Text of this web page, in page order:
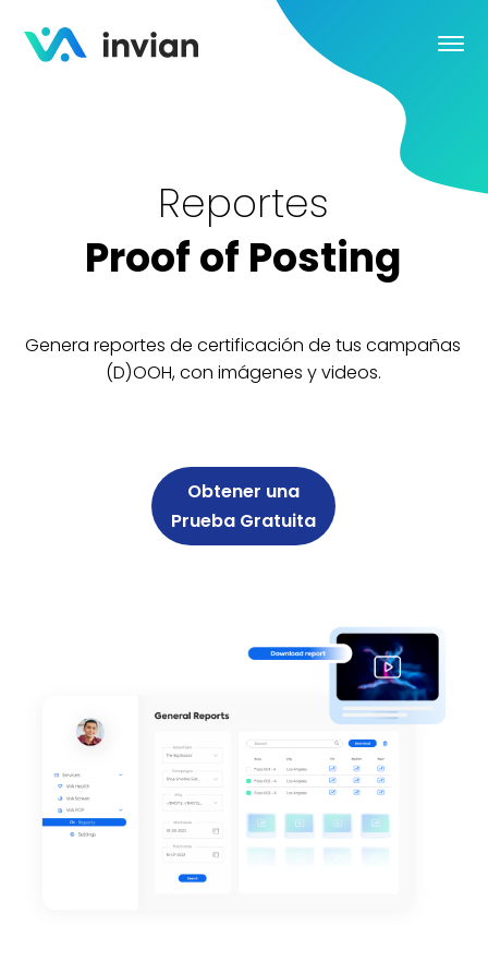
Reportes
Proof of Posting
Genera reportes de certificación de tus
Obtener una